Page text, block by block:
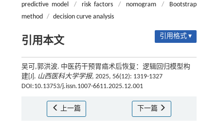
predictive model
/ risk factors / nomogram /
Bootstrap
method / decision curve analysis
引用本文 引用格式 ▾
吴可,郭洪波. 中医药干预胃癌术后恢复：逻辑回归模型构
建[J]. 山西医科大学学报, 2025, 56(12): 1319-1327
DOI:10.13753/j.issn.1007-6611.2025.12.001
上一篇 下一篇